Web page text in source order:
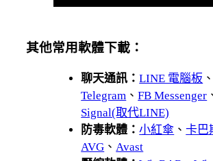
其他常用軟體下載：
聊天通訊：LINE 電腦板 、
Telegram 、FB Messenger
Signal(取代LINE)
防毒軟體：小紅傘 、卡巴
AVG 、 Avast